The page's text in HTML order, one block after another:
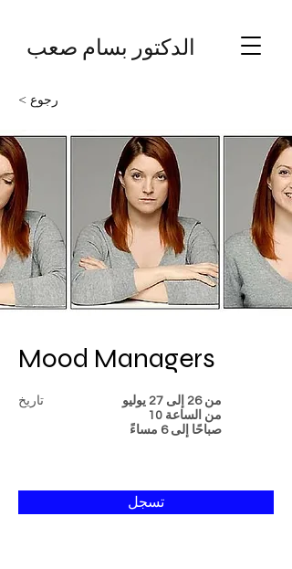
الدكتور بسام صعب
< رجوع
Mood Managers
تاريخ
من 26 إلى 27 يوليو
من الساعة 10
صباحًا إلى 6 مساءً
تسجل